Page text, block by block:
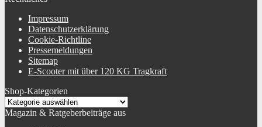
Impressum
Datenschutzerklärung
Cookie-Richtline
Pressemeldungen
Sitemap
E-Scooter mit über 120 KG Tragkraft
Shop-Kategorien
Magazin & Ratgeberbeiträge aus